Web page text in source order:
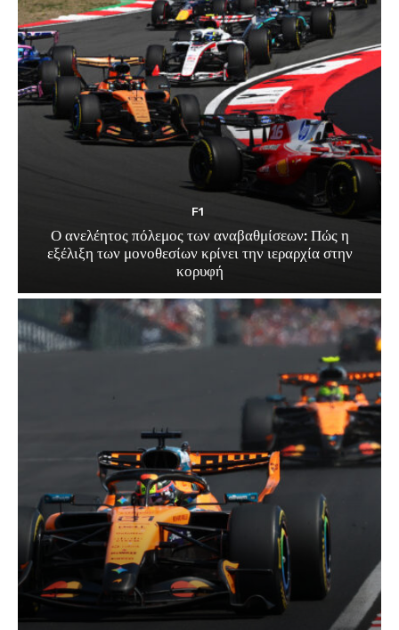
F1
Ο ανελέητος πόλεμος των αναβαθμίσεων: Πώς η
εξέλιξη των μονοθεσίων κρίνει την ιεραρχία στην
κορυφή